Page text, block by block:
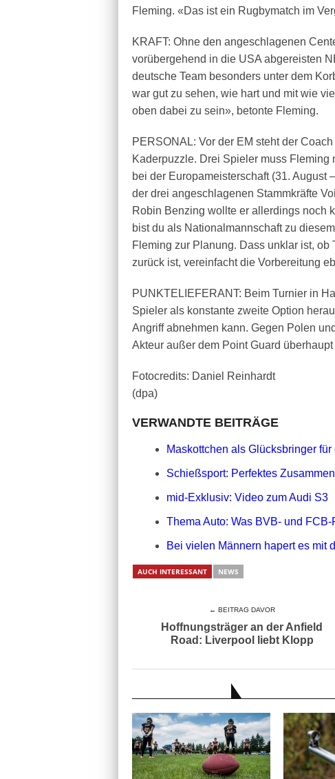
Fleming. «Das ist ein Rugbymatch im
KRAFT: Ohne den angeschlagenen
vorübergehend in die USA abgereisten
deutsche Team besonders unter dem
war gut zu sehen, wie hart und mit wie
oben dabei zu sein», betonte Fleming.
PERSONAL: Vor der EM steht der
Kaderpuzzle. Drei Spieler muss
bei der Europameisterschaft (31. August
der drei angeschlagenen Stammkräfte
Robin Benzing wollte er allerdings noch
bist du als Nationalmannschaft zu
Fleming zur Planung. Dass unklar ist,
zurück ist, vereinfacht die Vorbereitung
PUNKTELIEFERANT: Beim Turnier in
Spieler als konstante zweite Option
Angriff abnehmen kann. Gegen Polen
Akteur außer dem Point Guard
Fotocredits: Daniel Reinhardt
(dpa)
VERWANDTE BEITRÄGE
Maskottchen als Glücksbringer
Schießsport: Perfektes
mid-Exklusiv: Video zum Audi S3
Thema Auto: Was BVB- und
Bei vielen Männern hapert es mit
AUCH INTERESSANT NEWS
← BEITRAG DAVOR
Hoffnungsträger an der Anfield
Road: Liverpool liebt Klopp